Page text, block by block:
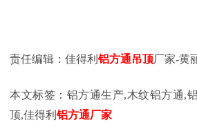
责任编辑：佳得利铝方通吊顶厂家-黄
本文标签：铝方通生产,木纹铝方通,
顶,佳得利铝方通厂家